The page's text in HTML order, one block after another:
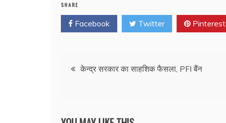
SHARE
Facebook Twitter Pinterest
Postकेन्द्र सरकार का साहशिक फैसला, PFI बैंन